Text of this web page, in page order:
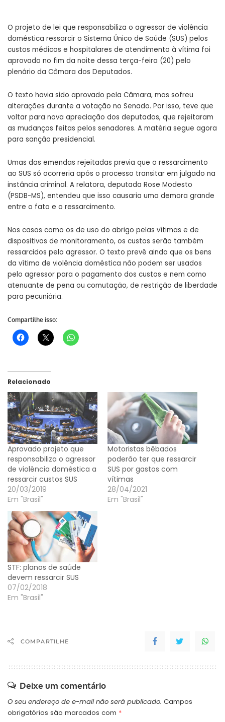
O projeto de lei que responsabiliza o agressor de violência
doméstica ressarcir o Sistema Único de Saúde (SUS) pelos
custos médicos e hospitalares de atendimento à vítima foi
aprovado no fim da noite dessa terça-feira (20) pelo
plenário da Câmara dos Deputados.
O texto havia sido aprovado pela Câmara, mas sofreu
alterações durante a votação no Senado. Por isso, teve que
voltar para nova apreciação dos deputados, que rejeitaram
as mudanças feitas pelos senadores. A matéria segue agora
para sanção presidencial.
Umas das emendas rejeitadas previa que o ressarcimento
ao SUS só ocorreria após o processo transitar em julgado na
instância criminal. A relatora, deputada Rose Modesto
(PSDB-MS), entendeu que isso causaria uma demora grande
entre o fato e o ressarcimento.
Nos casos como os de uso do abrigo pelas vítimas e de
dispositivos de monitoramento, os custos serão também
ressarcidos pelo agressor. O texto prevê ainda que os bens
da vítima de violência doméstica não podem ser usados
pelo agressor para o pagamento dos custos e nem como
atenuante de pena ou comutação, de restrição de liberdade
para pecuniária.
Compartilhe isso:
Relacionado
Aprovado projeto que
responsabiliza o agressor
de violência doméstica a
ressarcir custos SUS
20/03/2019
Em "Brasil"
Motoristas bêbados
poderão ter que ressarcir
SUS por gastos com
vítimas
28/04/2021
Em "Brasil"
STF: planos de saúde
devem ressarcir SUS
07/02/2018
Em "Brasil"
COMPARTILHE
Deixe um comentário
O seu endereço de e-mail não será publicado. Campos
obrigatórios são marcados com *